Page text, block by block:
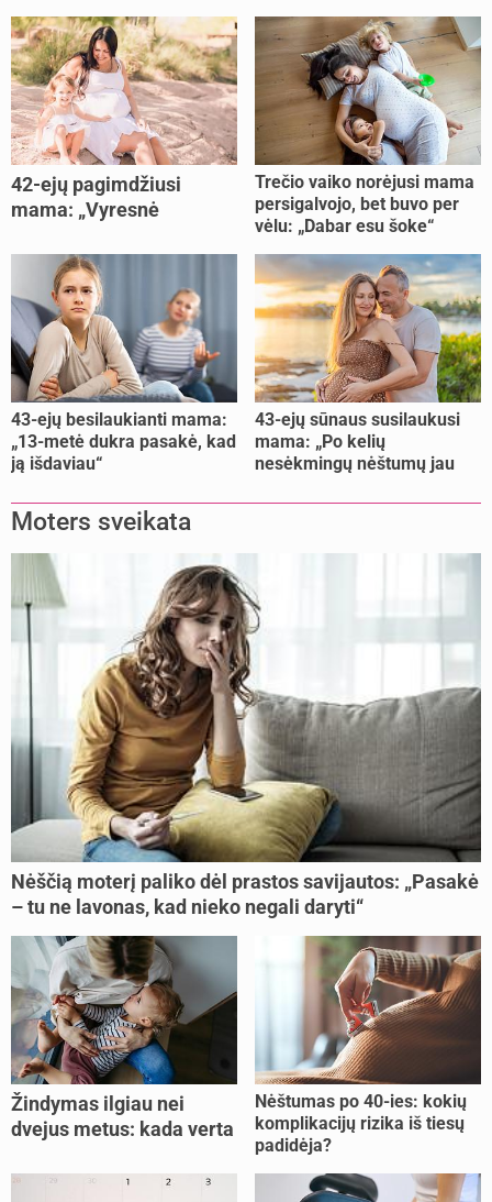
42-ejų pagimdžiusi
mama: „Vyresnė
lengviau“
Trečio vaiko norėjusi mama
persigalvojo, bet buvo per
vėlu: „Dabar esu šoke“
43-ejų besilaukianti mama:
„13-metė dukra pasakė, kad
ją išdaviau“
43-ejų sūnaus susilaukusi
mama: „Po kelių
nesėkmingų nėštumų jau
Moters sveikata
Nėščią moterį paliko dėl prastos savijautos: „Pasakė
– tu ne lavonas, kad nieko negali daryti“
Žindymas ilgiau nei
dvejus metus: kada verta
nujunkyti?
Nėštumas po 40-ies: kokių
komplikacijų rizika iš tiesų
padidėja?